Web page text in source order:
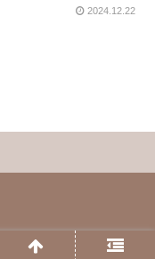
2024.12.22